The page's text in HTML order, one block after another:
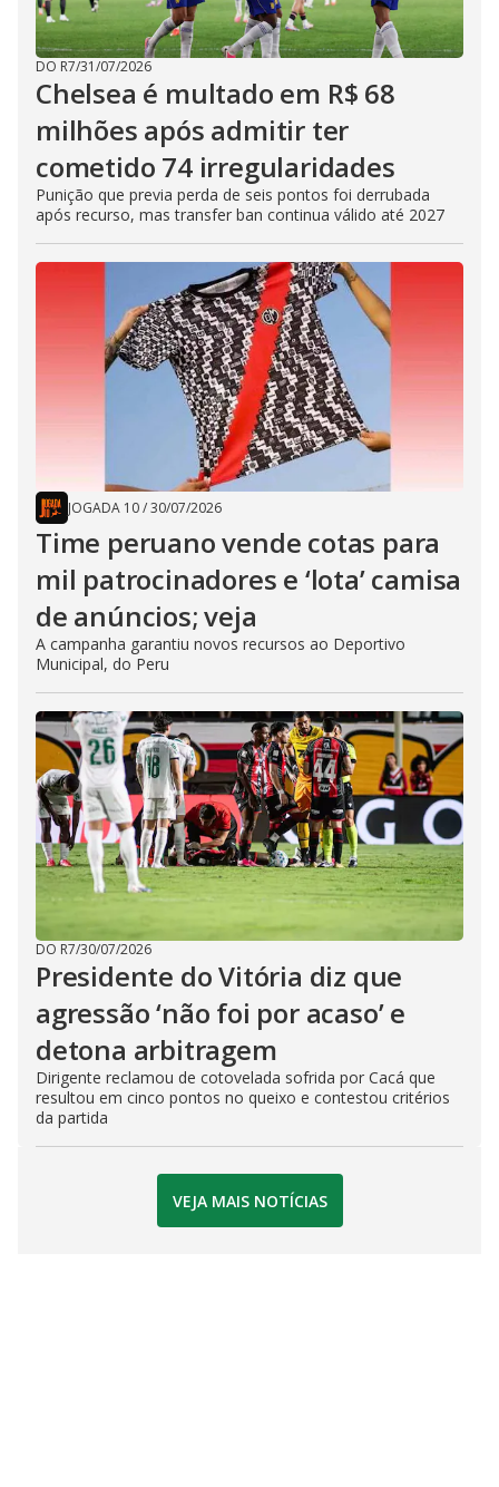
DO R7/31/07/2026
Chelsea é multado em R$ 68
milhões após admitir ter
cometido 74 irregularidades
Punição que previa perda de seis pontos foi derrubada
após recurso, mas transfer ban continua válido até 2027
JOGADA 10/30/07/2026
Time peruano vende cotas para
mil patrocinadores e ‘lota’ camisa
de anúncios; veja
A campanha garantiu novos recursos ao Deportivo
Municipal, do Peru
DO R7/30/07/2026
Presidente do Vitória diz que
agressão ‘não foi por acaso’ e
detona arbitragem
Dirigente reclamou de cotovelada sofrida por Cacá que
resultou em cinco pontos no queixo e contestou critérios
da partida
VEJA MAIS NOTÍCIAS